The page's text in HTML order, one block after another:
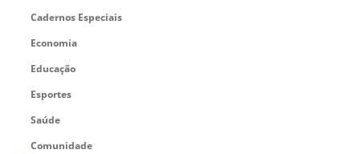
Cadernos Especiais
Economia
Educação
Esportes
Saúde
Comunidade